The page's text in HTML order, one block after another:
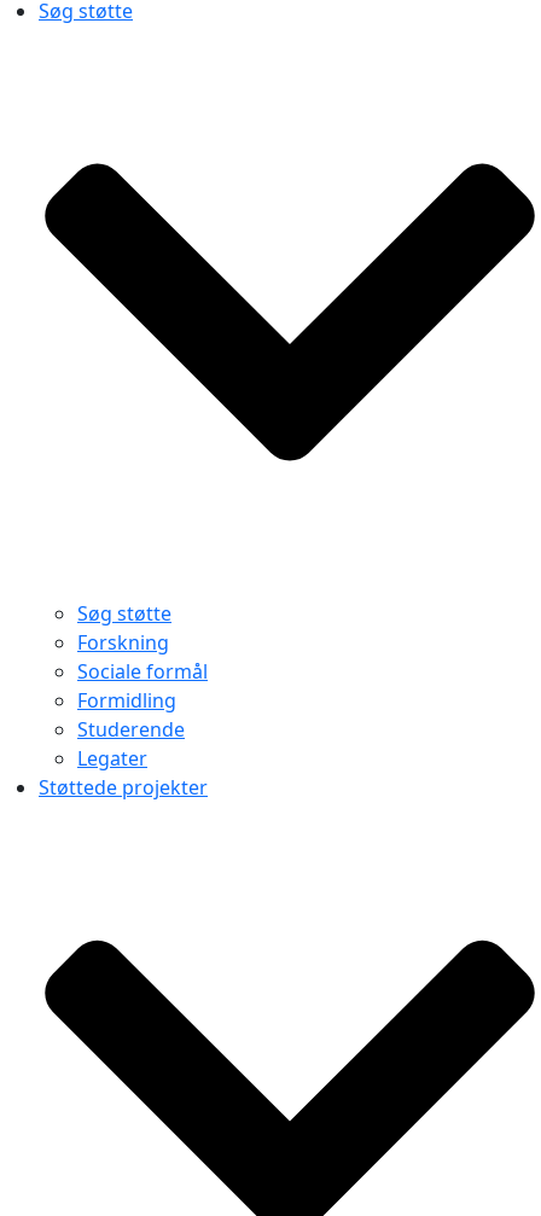
Søg støtte
Søg støtte
Forskning
Sociale formål
Formidling
Studerende
Legater
Støttede projekter